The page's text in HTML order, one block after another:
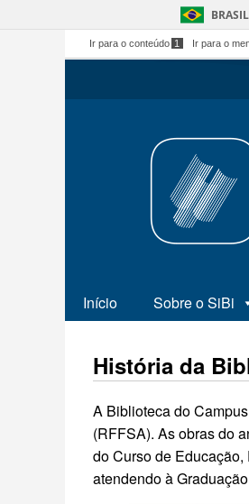
BRASIL
Ir para o conteúdo 1 Ir para o
Início Sobre o SiBi
História da
A Biblioteca do
(RFFSA). As obras do
do Curso de
atendendo à